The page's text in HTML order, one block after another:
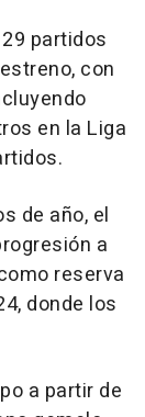
partidos
con
en la Liga
de año, el
a
reserva
donde los
a partir de